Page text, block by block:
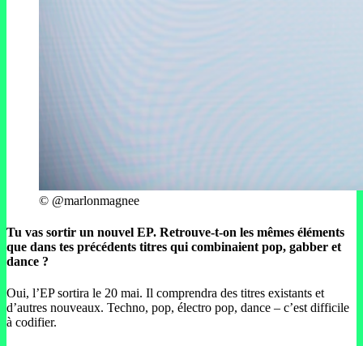
© @marlonmagnee
Tu vas sortir un nouvel EP. Retrouve-t-on les mêmes éléments
que dans tes précédents titres qui combinaient pop, gabber et
dance ?
Oui, l’EP sortira le 20 mai. Il comprendra des titres existants et
d’autres nouveaux. Techno, pop, électro pop, dance – c’est difficile
à codifier.